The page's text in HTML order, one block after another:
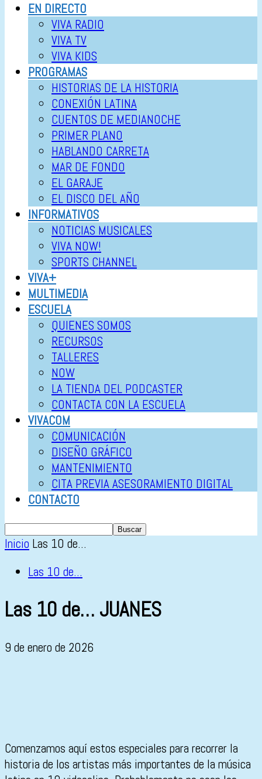
EN DIRECTO
VIVA RADIO
VIVA TV
VIVA KIDS
PROGRAMAS
HISTORIAS DE LA HISTORIA
CONEXIÓN LATINA
CUENTOS DE MEDIANOCHE
PRIMER PLANO
HABLANDO CARRETA
MAR DE FONDO
EL GARAJE
EL DISCO DEL AÑO
INFORMATIVOS
NOTICIAS MUSICALES
VIVA NOW!
SPORTS CHANNEL
VIVA+
MULTIMEDIA
ESCUELA
QUIENES SOMOS
RECURSOS
TALLERES
NOW
LA TIENDA DEL PODCASTER
CONTACTA CON LA ESCUELA
VIVACOM
COMUNICACIÓN
DISEÑO GRÁFICO
MANTENIMIENTO
CITA PREVIA ASESORAMIENTO DIGITAL
CONTACTO
Inicio Las 10 de...
Las 10 de...
Las 10 de… JUANES
9 de enero de 2026
Comenzamos aquí estos especiales para recorrer la
historia de los artistas más importantes de la música